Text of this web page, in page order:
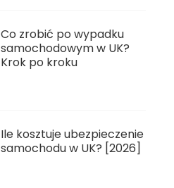
Co zrobić po wypadku
samochodowym w UK?
Krok po kroku
Ile kosztuje ubezpieczenie
samochodu w UK? [2026]